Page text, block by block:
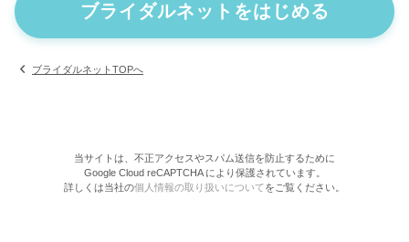
ブライダルネットをはじめる
ブライダルネットTOPへ
当サイトは、不正アクセスやスパム送信を防止するために
Google Cloud reCAPTCHA により保護されています。
詳しくは当社の個人情報の取り扱いについてをご覧ください。